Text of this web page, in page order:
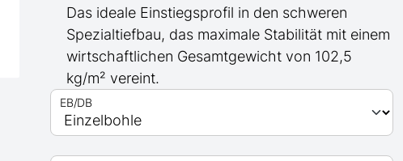
Das ideale Einstiegsprofil in den schweren
Spezialtiefbau, das maximale Stabilität mit einem
wirtschaftlichen Gesamtgewicht von 102,5
kg/m² vereint.
EB/DB